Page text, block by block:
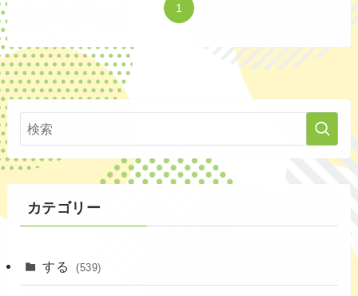
1
カテゴリー
する (539)